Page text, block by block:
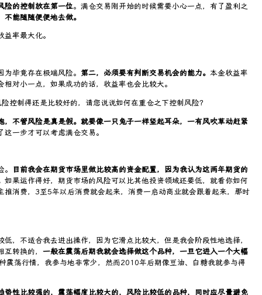
险的控制放在第一位。满仓交易刚开始的时候需要小心一点，有了盈利之
能随随便便地去做。
率最大化。
毕竟存在极端风险。 第二，必须要有判断交易机会的能力。 本金收益率
对小一点，如果成功的话，收益率也会比较大。
控制得还是比较好的，请您说说如何在重仓之下控制风险？
，不管风险是真是假。就要像一只兔子一样竖起耳朵，一有风吹草动赶紧
这一步才可以考虑满仓交易。
目前我会在期货市场里做比较高的资金配置，因为我认为这两年期货的
如果运作得好，期货市场的风险可以比其他投资领域还要低，就看你如何
推消费，3至5年以后消费就会起来，消费一启动商业就会跟着起来，那时
，不适合我去进出操作，因为它滑点比较大，但是我会阶段性地选择，
转换的， 一般在震荡后期我就会选择做这个品种，一旦它进入一个大幅
震荡行情，我参与地非常少，然而2010年后期像豆油、白糖我就参与得
势性比较强的，震荡幅度比较大的，风险比较低的品种，同时应尽量避免